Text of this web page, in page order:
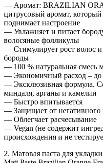
— Аромат: BRAZILIAN
цитрусовый аромат, который
поднимает настроение
— Увлажняет и питает
волосяные фолликулы
— Стимулирует рост волос и
бороды
— 100 % натуральная смесь
— Экономичный расход – до
— Эксклюзивная формула.
миндаля, арганы и камелии
— Быстро впитывается
— Защищает от негативного
— Облегчает расчесывание
— Vegan (не содержит
происхождения и не
2. Матовая паста для